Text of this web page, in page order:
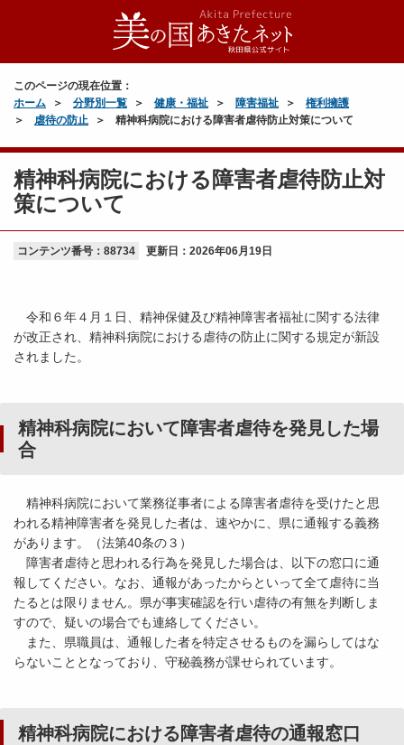
このページの現在位置：
ホーム
分野別一覧 健康・福祉 障害福祉
権利擁護
虐待の防止
精神科病院における障害者虐待防止対策について
精神科病院における障害者虐待防止対
策について
コンテンツ番号：88734 更新日： 2026年06月19日
令和６年４月１日、精神保健及び精神障害者福祉に関する法律
が改正され、精神科病院における虐待の防止に関する規定が新設
されました。
精神科病院において障害者虐待を発見した場
合
精神科病院において業務従事者による障害者虐待を受けたと思
われる精神障害者を発見した者は、速やかに、県に通報する義務
があります。（法第40条の３）
障害者虐待と思われる行為を発見した場合は、以下の窓口に通
報してください。なお、通報があったからといって全て虐待に当
たるとは限りません。県が事実確認を行い虐待の有無を判断しま
すので、疑いの場合でも連絡してください。
また、県職員は、通報した者を特定させるものを漏らしてはな
らないこととなっており、守秘義務が課せられています。
精神科病院における障害者虐待の通報窓口